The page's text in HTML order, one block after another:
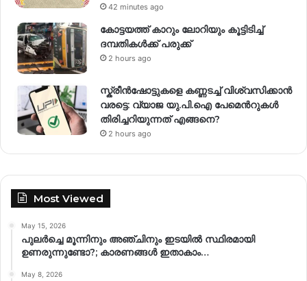
42 minutes ago
കോട്ടയത്ത് കാറും ലോറിയും കൂട്ടിടിച്ച്
ദമ്പതികള്‍ക്ക് പരുക്ക്
2 hours ago
സ്ക്രീൻഷോട്ടുകളെ കണ്ണടച്ച് വിശ്വസിക്കാൻ
വരട്ടെ: വ്യാജ യു.പി.ഐ പേമെന്‍റുകൾ
തിരിച്ചറിയുന്നത് എങ്ങനെ?
2 hours ago
Most Viewed
May 15, 2026
പുലർച്ചെ മൂന്നിനും അഞ്ചിനും ഇടയിൽ സ്ഥിരമായി
ഉണരുന്നുണ്ടോ?; കാരണങ്ങള്‍ ഇതാകാം…
May 8, 2026